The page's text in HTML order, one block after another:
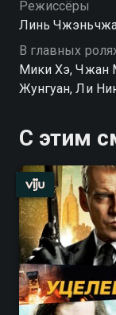
Режиссёры
Линь
В главных
Мики Хэ, Чжан
Жунгуан, Ли
С этим